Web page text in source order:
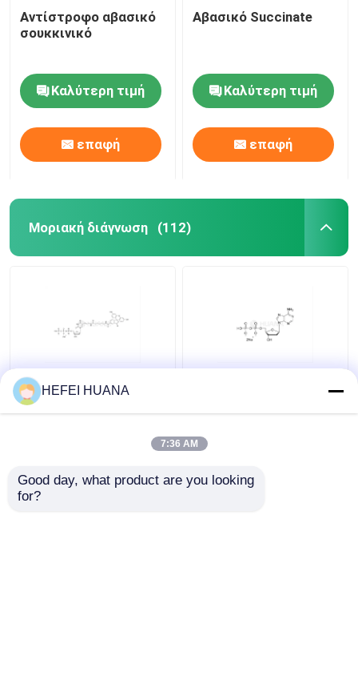
Αντίστροφο αβασικό
σουκκινικό
Καλύτερη τιμή
επαφή
Αβασικό Succinate
Καλύτερη τιμή
επαφή
Μοριακή διάγνωση (112)
Φθοροσεΐνη-12-dUTP
1mM Λύσιμο νατρίου
Αλάτι δινατρίου dADP
HEFEI HUANA
7:36 AM
Good day, what product are you looking
for?